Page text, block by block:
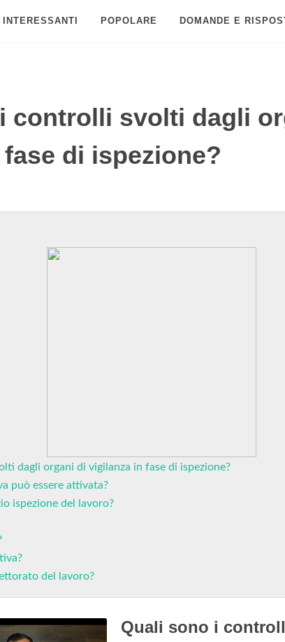
INTERESSANTI POPOLARE DOMANDE E
controlli svolti dagli
di ispezione?
dagli organi di vigilanza in fase di ispezione?
può essere attivata?
ispezione del lavoro?
del lavoro?
Quali sono i